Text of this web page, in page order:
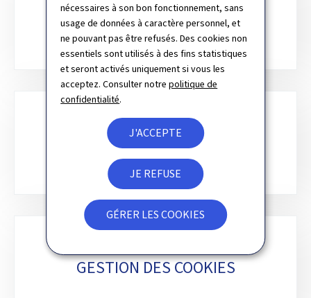
nécessaires à son bon fonctionnement, sans
usage de données à caractère personnel, et
ne pouvant pas être refusés. Des cookies non
essentiels sont utilisés à des fins statistiques
et seront activés uniquement si vous les
acceptez. Consulter notrepolitique de
confidentialité.
J'ACCEPTE
JE REFUSE
GÉRER LES COOKIES
RECHERCHE
NEWSLETTER
GESTION DES COOKIES